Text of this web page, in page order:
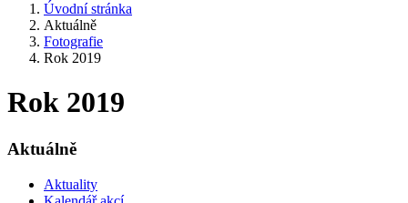
Úvodní stránka
Aktuálně
Fotografie
Rok 2019
Rok 2019
Aktuálně
Aktuality